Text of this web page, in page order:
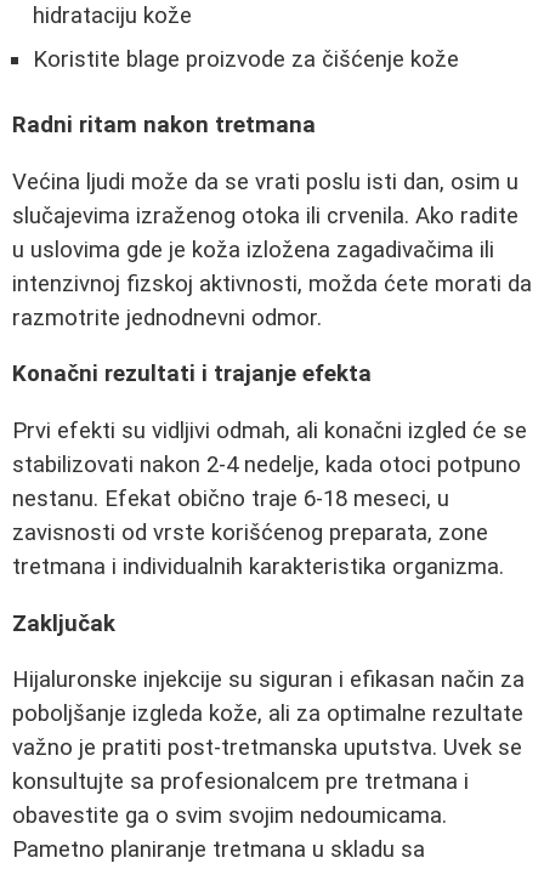
hidrataciju kože
Koristite blage proizvode za čišćenje kože
Radni ritam nakon tretmana
Većina ljudi može da se vrati poslu isti dan, osim u
slučajevima izraženog otoka ili crvenila. Ako radite
u uslovima gde je koža izložena zagadivačima ili
intenzivnoj fizskoj aktivnosti, možda ćete morati da
razmotrite jednodnevni odmor.
Konačni rezultati i trajanje efekta
Prvi efekti su vidljivi odmah, ali konačni izgled će se
stabilizovati nakon 2-4 nedelje, kada otoci potpuno
nestanu. Efekat obično traje 6-18 meseci, u
zavisnosti od vrste korišćenog preparata, zone
tretmana i individualnih karakteristika organizma.
Zaključak
Hijaluronske injekcije su siguran i efikasan način za
poboljšanje izgleda kože, ali za optimalne rezultate
važno je pratiti post-tretmanska uputstva. Uvek se
konsultujte sa profesionalcem pre tretmana i
obavestite ga o svim svojim nedoumicama.
Pametno planiranje tretmana u skladu sa